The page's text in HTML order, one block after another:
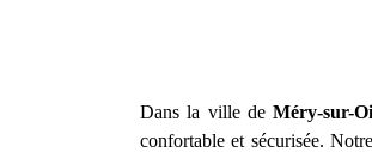
Dans la ville deMéry-sur-
confortable et sécurisée.